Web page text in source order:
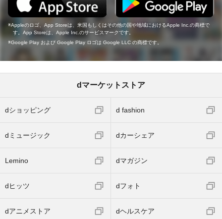
Appleのロゴ、App Storeは、米国もしくはその他の国や地域におけるApple Inc.の商標で
す。App Storeは、Apple Inc.のサービスマークです。
Google Play および Google Play ロゴは Google LLC の商標です。
dマーケットストア
dショッピング d fashion
dミュージック dカーシェア
Lemino dマガジン
dヒッツ dフォト
dアニメストア dヘルスケア